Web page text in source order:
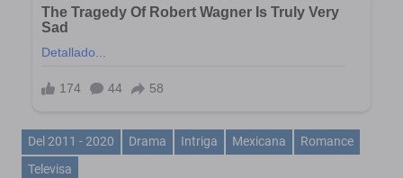
Del 2011 - 2020 Drama Intriga Mexicana
Romance
Televisa